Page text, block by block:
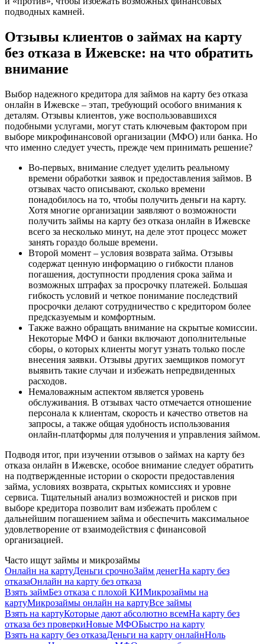
подводных камней.
Отзывы клиентов о займах на карту
без отказа в Ижевске: на что обратить
внимание
Выбор надежного кредитора для займов на карту без отказа
онлайн в Ижевске – этап, требующий особого внимания к
деталям. Отзывы клиентов, уже воспользовавшихся
подобными услугами, могут стать ключевым фактором при
выборе микрофинансовой организации (МФО) или банка. Но
что именно следует учесть, прежде чем принимать решение?
Во-первых, внимание следует уделить реальному
времени обработки заявок и предоставления займов. В
отзывах часто описывают, сколько времени
понадобилось на то, чтобы получить деньги на карту.
Хотя многие организации заявляют о возможности
получить займы на карту без отказа онлайн в Ижевске
всего за несколько минут, на деле этот процесс может
занять гораздо больше времени.
Второй момент – условия возврата займа. Отзывы
содержат ценную информацию о гибкости планов
погашения, доступности продления срока займа и
возможных штрафах за просрочку платежей. Большая
гибкость условий и четкое понимание последствий
просрочки делают сотрудничество с кредитором более
предсказуемым и комфортным.
Также важно обращать внимание на скрытые комиссии.
Некоторые МФО и банки включают дополнительные
сборы, о которых клиенты могут узнать только после
внесения заявки. Отзывы других заемщиков помогут
выявить такие случаи и избежать непредвиденных
расходов.
Немаловажным аспектом является уровень
обслуживания. В отзывах часто отмечается отношение
персонала к клиентам, скорость и качество ответов на
запросы, а также общая удобность использования
онлайн-платформы для получения и управления займом.
Подводя итог, при изучении отзывов о займах на карту без
отказа онлайн в Ижевске, особое внимание следует обратить
на подтвержденные истории о скорости предоставления
займа, условиях возврата, скрытых комиссиях и уровне
сервиса. Тщательный анализ возможностей и рисков при
выборе кредитора позволит вам избежать проблем с
дальнейшим погашением займа и обеспечить максимальное
удовлетворение от взаимодействия с финансовой
организацией.
Часто ищут займы и микрозаймы
Онлайн на картуДеньги срочноЗайм денегНа карту без
отказаОнлайн на карту без отказа
Взять займБез отказа с плохой КИМикрозаймы на
картуМикрозаймы онлайн на картуВсе займы
Взять на картуКоторые дают абсолютно всемНа карту без
отказа без проверкиНовые МФОБыстро на карту
Взять на карту без отказаДеньги на карту онлайнНоль